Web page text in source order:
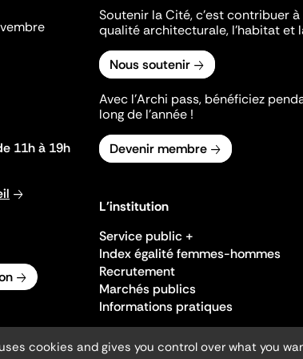
11h à 19h
Soutenir la Cité, c'est contribuer
qualité architecturale, l'habitat et
Nous soutenir
Avec l’Archi pass, bénéficiez
long de l’année !
Devenir membre
L'institution
Service public +
Index égalité femmes-hommes
Recrutement
Marchés publics
Informations pratiques
cookies and gives you control over what you